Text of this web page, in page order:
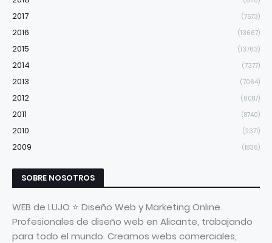
2017 (7573)
2016 (13667)
2015 (13763)
2014 (7377)
2013 (7064)
2012 (6087)
2011 (8740)
2010 (2371)
2009 (1836)
SOBRE NOSOTROS
WEB de LUJO ⭐ Diseño Web y Marketing Online.
Profesionales de diseño web en Alicante, trabajando
para todo el mundo. Creamos webs comerciales,